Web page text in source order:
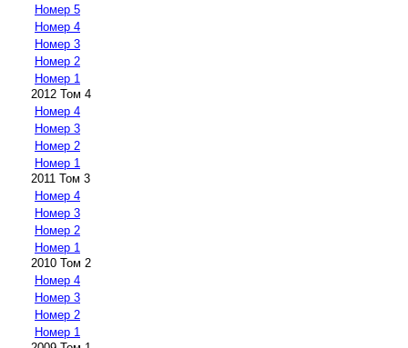
Номер 5
Номер 4
Номер 3
Номер 2
Номер 1
2012 Том 4
Номер 4
Номер 3
Номер 2
Номер 1
2011 Том 3
Номер 4
Номер 3
Номер 2
Номер 1
2010 Том 2
Номер 4
Номер 3
Номер 2
Номер 1